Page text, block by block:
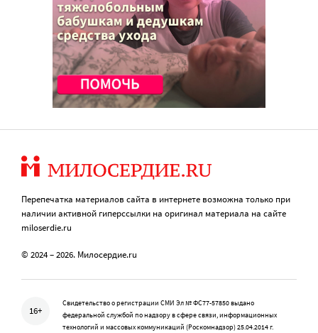
Перепечатка материалов сайта в интернете возможна только при
наличии активной гиперссылки на оригинал материала на сайте
miloserdie.ru
© 2024 – 2026. Милосердие.ru
16+
Свидетельство о регистрации СМИ Эл № ФС77-57850 выдано
федеральной службой по надзору в сфере связи, информационных
технологий и массовых коммуникаций (Роскомнадзор) 25.04.2014 г.